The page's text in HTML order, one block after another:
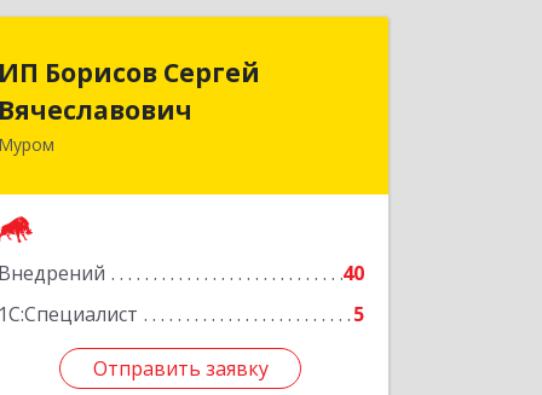
ИП Борисов Сергей
Вячеславович
Муром
Внедрений
40
1С:Специалист
5
Отправить заявку
ИП Борисов Сергей
Вячеславович
602266, Владимирская обл, Муром г,
Отправить заявку